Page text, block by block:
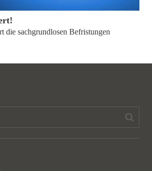
die sachgrundlosen Befristungen